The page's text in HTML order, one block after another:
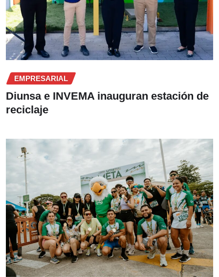
EMPRESARIAL
Diunsa e INVEMA inauguran estación de
reciclaje